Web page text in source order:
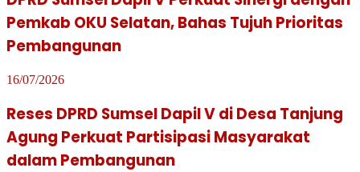
Pemkab OKU Selatan, Bahas Tujuh Prioritas
Pembangunan
16/07/2026
Reses DPRD Sumsel Dapil V di Desa Tanjung
Agung Perkuat Partisipasi Masyarakat
dalam Pembangunan